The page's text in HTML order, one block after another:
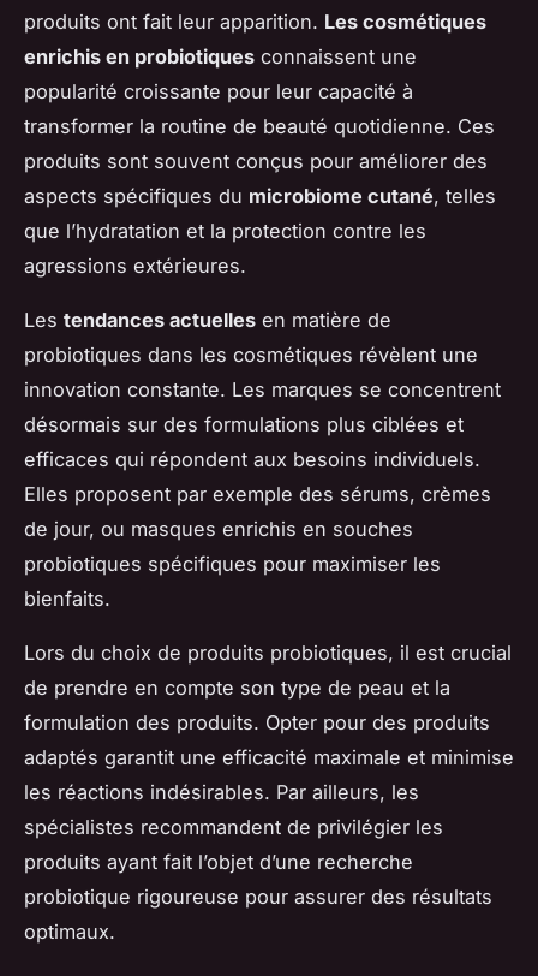
produits ont fait leur apparition. Les cosmétiques
enrichis en probiotiques connaissent une
popularité croissante pour leur capacité à
transformer la routine de beauté quotidienne. Ces
produits sont souvent conçus pour améliorer des
aspects spécifiques du microbiome cutané, telles
que l’hydratation et la protection contre les
agressions extérieures.
Les tendances actuelles en matière de
probiotiques dans les cosmétiques révèlent une
innovation constante. Les marques se concentrent
désormais sur des formulations plus ciblées et
efficaces qui répondent aux besoins individuels.
Elles proposent par exemple des sérums, crèmes
de jour, ou masques enrichis en souches
probiotiques spécifiques pour maximiser les
bienfaits.
Lors du choix de produits probiotiques, il est crucial
de prendre en compte son type de peau et la
formulation des produits. Opter pour des produits
adaptés garantit une efficacité maximale et minimise
les réactions indésirables. Par ailleurs, les
spécialistes recommandent de privilégier les
produits ayant fait l’objet d’une recherche
probiotique rigoureuse pour assurer des résultats
optimaux.